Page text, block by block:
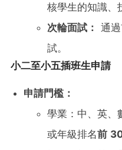
核學生的知識、
次輪面試： 通
試。
小二至小五插班生申請
申請門檻：
學業：中、英、
或年級排名前